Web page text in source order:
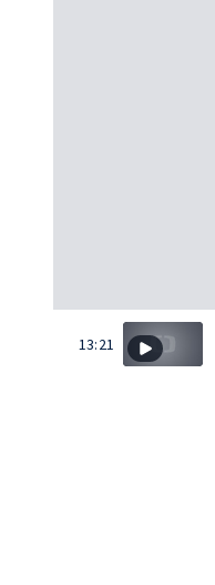
13:21